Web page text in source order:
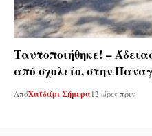
Ταυτοποιήθηκε! –
από σχολείο, στην
ΑπόΧαϊδάρι Σήμερα 12 ώρες πριν